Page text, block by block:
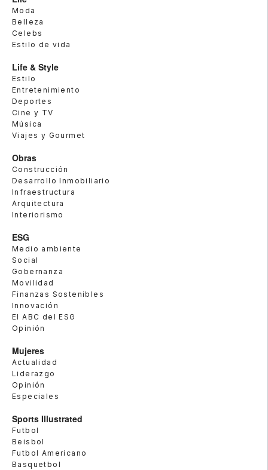
Moda
Belleza
Celebs
Estilo de vida
Life & Style
Estilo
Entretenimiento
Deportes
Cine y TV
Música
Viajes y Gourmet
Obras
Construcción
Desarrollo Inmobiliario
Infraestructura
Arquitectura
Interiorismo
ESG
Medio ambiente
Social
Gobernanza
Movilidad
Finanzas Sostenibles
Innovación
El ABC del ESG
Opinión
Mujeres
Actualidad
Liderazgo
Opinión
Especiales
Sports Illustrated
Futbol
Beisbol
Futbol Americano
Basquetbol